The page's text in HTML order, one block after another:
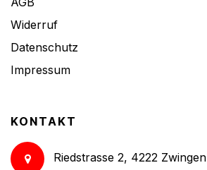
Widerruf
Datenschutz
Impressum
KONTAKT
Riedstrasse 2, 4222 Zwingen